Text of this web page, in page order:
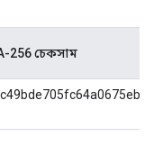
256 চেকসাম